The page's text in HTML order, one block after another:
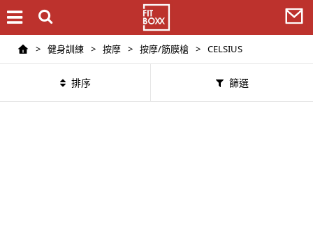
> 健身訓練 > 按摩 > 按摩/筋膜槍 > CELSIUS
排序 篩選